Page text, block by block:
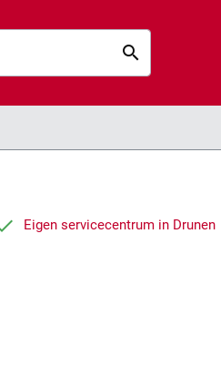
Eigen servicecentrum in Drunen